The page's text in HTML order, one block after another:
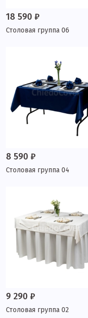
18 590 ₽
Столовая группа 06
8 590 ₽
Столовая группа 04
9 290 ₽
Столовая группа 02